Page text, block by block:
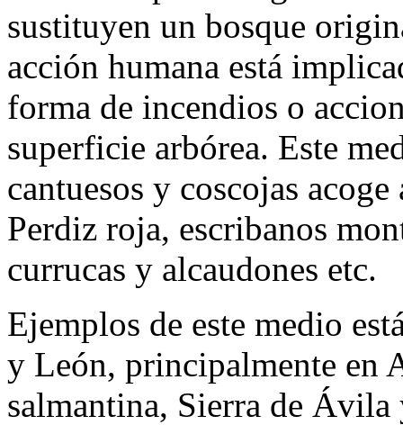
sustituyen un bosque
acción humana está
forma de incendios o
superficie arbórea. Este
cantuesos y coscojas
Perdiz roja, escribanos
currucas y alcaudones etc.
Ejemplos de este medio
y León, principalmente en
salmantina, Sierra de Ávila